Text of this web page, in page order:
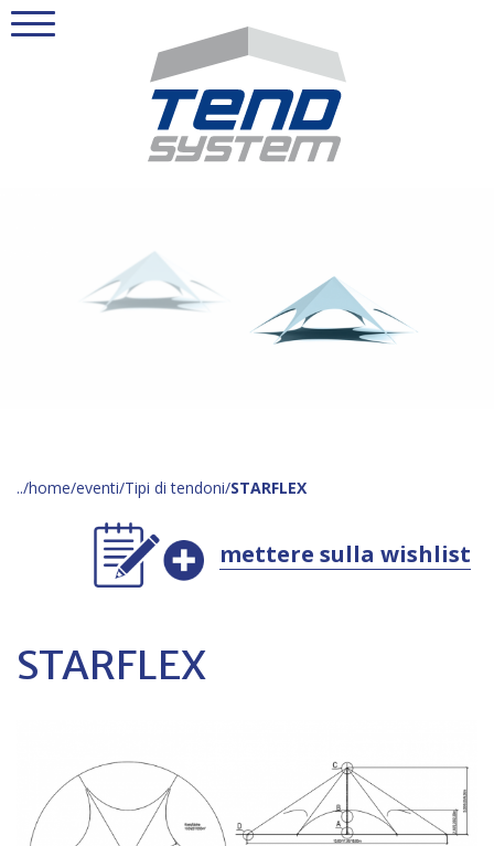
home eventi Tipi di tendoni STARFLEX
mettere sulla wishlist
STARFLEX